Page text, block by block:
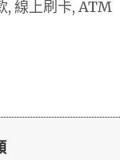
, 線上刷卡, ATM